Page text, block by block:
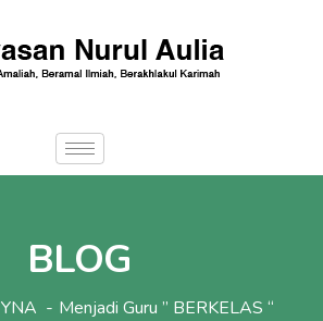
BLOG
Menjadi Guru ” BERKELAS “